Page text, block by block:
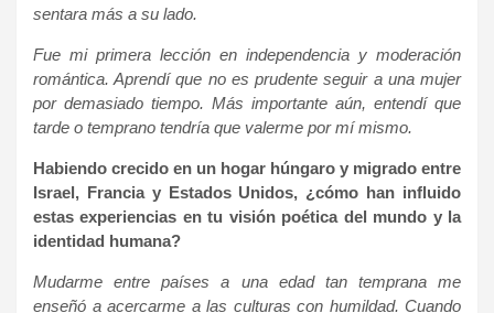
sentara más a su lado.
Fue mi primera lección en independencia y moderación
romántica. Aprendí que no es prudente seguir a una mujer
por demasiado tiempo. Más importante aún, entendí que
tarde o temprano tendría que valerme por mí mismo.
Habiendo crecido en un hogar húngaro y migrado entre
Israel, Francia y Estados Unidos, ¿cómo han influido
estas experiencias en tu visión poética del mundo y la
identidad humana?
Mudarme entre países a una edad tan temprana me
enseñó a acercarme a las culturas con humildad. Cuando